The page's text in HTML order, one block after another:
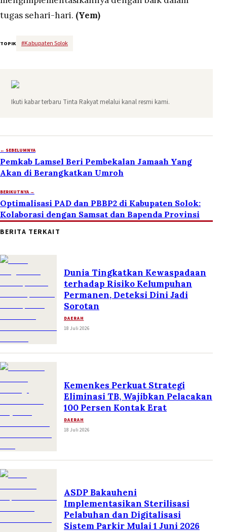
tugas sehari-hari. (Yem)
TOPIK #Kabupaten Solok
Ikuti kabar terbaru Tinta Rakyat melalui kanal resmi kami.
← SEBELUMNYA
Pemkab Lamsel Beri Pembekalan Jamaah Yang
Akan di Berangkatkan Umroh
BERIKUTNYA →
Optimalisasi PAD dan PBBP2 di Kabupaten Solok:
Kolaborasi dengan Samsat dan Bapenda Provinsi
BERITA TERKAIT
Dunia Tingkatkan Kewaspadaan
terhadap Risiko Kelumpuhan
Permanen, Deteksi Dini Jadi
Sorotan
DAERAH
18 Juli 2026
Kemenkes Perkuat Strategi
Eliminasi TB, Wajibkan Pelacakan
100 Persen Kontak Erat
DAERAH
18 Juli 2026
ASDP Bakauheni
Implementasikan Sterilisasi
Pelabuhan dan Digitalisasi
Sistem Parkir Mulai 1 Juni 2026